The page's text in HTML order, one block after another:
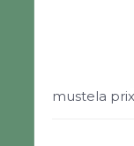
mustela prix